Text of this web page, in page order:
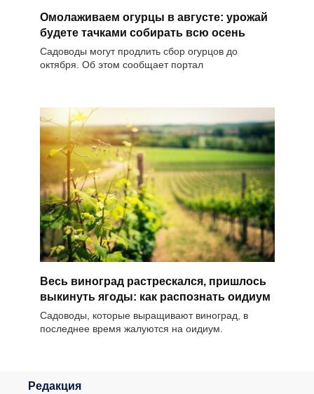
Омолаживаем огурцы в августе: урожай
будете тачками собирать всю осень
Садоводы могут продлить сбор огурцов до
октября. Об этом сообщает портал
Весь виноград растрескался, пришлось
выкинуть ягоды: как распознать оидиум
Садоводы, которые выращивают виноград, в
последнее время жалуются на оидиум.
Редакция